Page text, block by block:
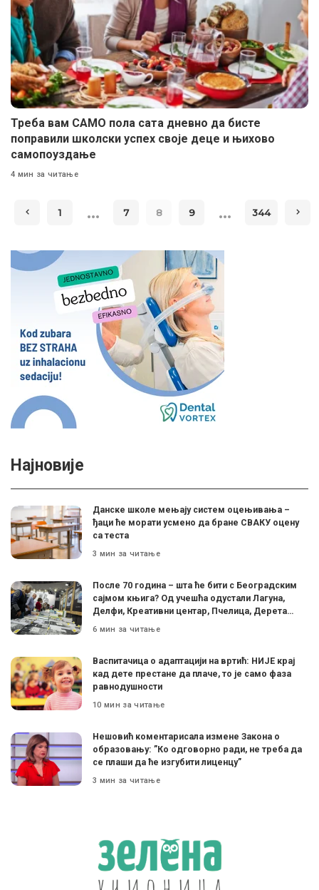
Треба вам САМО пола сата дневно да бисте
поправили школски успех своје деце и њихово
самопоуздање
4 мин за читање
1 … 7 8 9 … 344
Најновије
Данске школе мењају систем оцењивања –
ђаци ће морати усмено да бране СВАКУ оцену
са теста
3 мин за читање
После 70 година – шта ће бити с Београдским
сајмом књига? Од учешћа одустали Лагуна,
Делфи, Креативни центар, Пчелица, Дерета…
6 мин за читање
Васпитачица о адаптацији на вртић: НИЈЕ крај
кад дете престане да плаче, то је само фаза
равнодушности
10 мин за читање
Нешовић коментарисала измене Закона о
образовању: ”Ко одговорно ради, не треба да
се плаши да ће изгубити лиценцу”
3 мин за читање